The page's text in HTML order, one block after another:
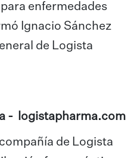
enfermedades
Ignacio Sánchez
de Logista
- logistapharma.com
de Logista